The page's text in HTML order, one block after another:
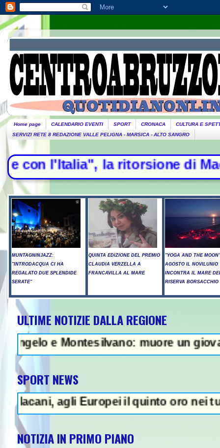
Home page CALENDARIO EVENTI SPORT CRONACA
CULTURA E
SERVIZI RETE 8 REDAZIONE VALLE PELIGNA - MARSICA - ALTO SANGRO
la ritorsione di Madrid -
MUNTAGNINJAZZ:
"INTRODACQUA CI HA
REGALATO DUE SPLENDIDE
SERATE"
QUINTA EDIZIONE DEL PREMIO
CLAUDIA VERZELLA A
FRANCAVILLA AL MARE
"YOGA AND THE
AGOSTO IL NOVILUNIO
INCONTRA IL MARE
RISERVA BORSACCHIO
ULTIME NOTIZIE DALLA REGIONE
Montesilvano: muore un giovane - In
SPORT NEWS
Europei il quinto oro nei tuffi
NOTIZIA IN PRIMO PIANO
- Raid russi su Kiev, tre morti